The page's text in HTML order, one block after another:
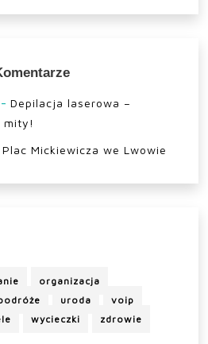
- Depilacja laserowa –
mity!
Plac Mickiewicza we Lwowie
organizacja
uroda
voip
wycieczki
zdrowie